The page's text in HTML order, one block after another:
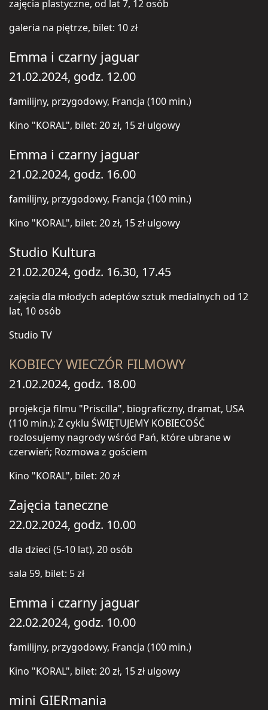
zajęcia plastyczne, od lat 7, 12 osób
galeria na piętrze, bilet: 10 zł
Emma i czarny jaguar
21.02.2024, godz. 12.00
familijny, przygodowy, Francja (100 min.)
Kino "KORAL", bilet: 20 zł, 15 zł ulgowy
Emma i czarny jaguar
21.02.2024, godz. 16.00
familijny, przygodowy, Francja (100 min.)
Kino "KORAL", bilet: 20 zł, 15 zł ulgowy
Studio Kultura
21.02.2024, godz. 16.30, 17.45
zajęcia dla młodych adeptów sztuk medialnych od 12
lat, 10 osób
Studio TV
KOBIECY WIECZÓR FILMOWY
21.02.2024, godz. 18.00
projekcja filmu "Priscilla", biograficzny, dramat, USA
(110 min.); Z cyklu ŚWIĘTUJEMY KOBIECOŚĆ
rozlosujemy nagrody wśród Pań, które ubrane w
czerwień; Rozmowa z gościem
Kino "KORAL", bilet: 20 zł
Zajęcia taneczne
22.02.2024, godz. 10.00
dla dzieci (5-10 lat), 20 osób
sala 59, bilet: 5 zł
Emma i czarny jaguar
22.02.2024, godz. 10.00
familijny, przygodowy, Francja (100 min.)
Kino "KORAL", bilet: 20 zł, 15 zł ulgowy
mini GIERmania